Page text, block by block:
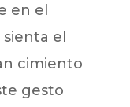
en el
el
cimiento
gesto